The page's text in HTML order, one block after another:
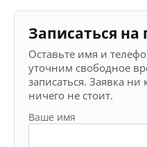
Записаться на
Оставьте имя и
уточним свободное
записаться. Заявка
ничего не стоит.
Ваше имя